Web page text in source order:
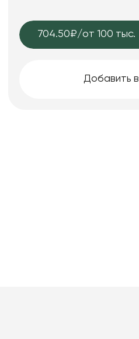
704.50₽/от 100 тыс.
Добавить